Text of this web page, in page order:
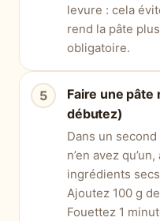
levure : cela
rend la pâte
obligatoire.
Faire une pâte
débutez)
Dans un
n’en avez
ingrédients
Ajoutez 100 g
Fouettez 1